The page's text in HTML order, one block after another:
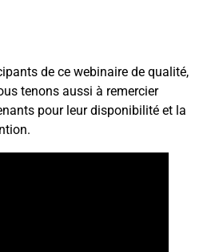
de ce webinaire de qualité,
tenons aussi à remercier
pour leur disponibilité et la